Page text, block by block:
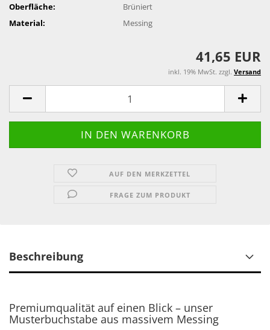
Oberfläche:
Brüniert
Material:
Messing
41,65 EUR
inkl. 19% MwSt. zzgl. Versand
AUF DEN MERKZETTEL
FRAGE ZUM PRODUKT
Beschreibung
Premiumqualität auf einen Blick – unser
Musterbuchstabe aus massivem Messing